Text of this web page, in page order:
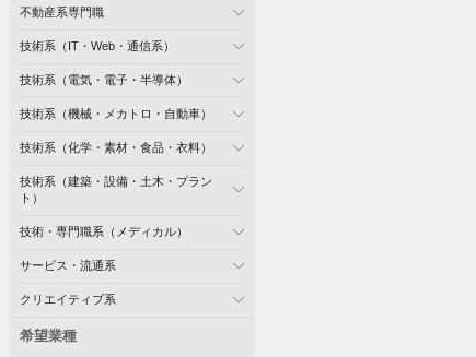
不動産系専門職
技術系（IT・Web・通信系）
技術系（電気・電子・半導体）
技術系（機械・メカトロ・自動車）
技術系（化学・素材・食品・衣料）
技術系（建築・設備・土木・プラン
ト）
技術・専門職系（メディカル）
サービス・流通系
クリエイティブ系
希望業種